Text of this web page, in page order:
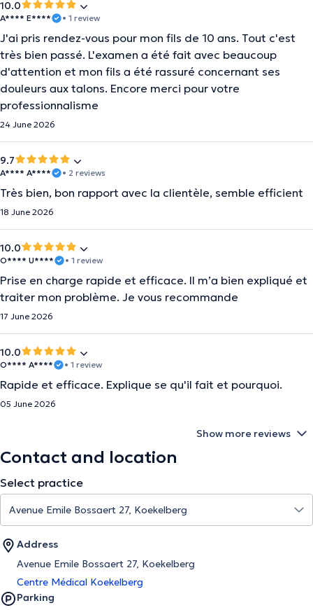
10.0
A**** E**** • 1 review
J'ai pris rendez-vous pour mon fils de 10 ans. Tout c'est
très bien passé. L'examen a été fait avec beaucoup
d'attention et mon fils a été rassuré concernant ses
douleurs aux talons. Encore merci pour votre
professionnalisme
24 June 2026
9.7
A**** A**** • 2 reviews
Très bien, bon rapport avec la clientèle, semble efficient
18 June 2026
10.0
O**** U**** • 1 review
Prise en charge rapide et efficace. Il m’a bien expliqué et
traiter mon problème. Je vous recommande
17 June 2026
10.0
O**** A**** • 1 review
Rapide et efficace. Explique se qu'il fait et pourquoi.
05 June 2026
Show more reviews
Contact and location
Select practice
Address
Avenue Emile Bossaert 27, Koekelberg
Centre Médical Koekelberg
Parking